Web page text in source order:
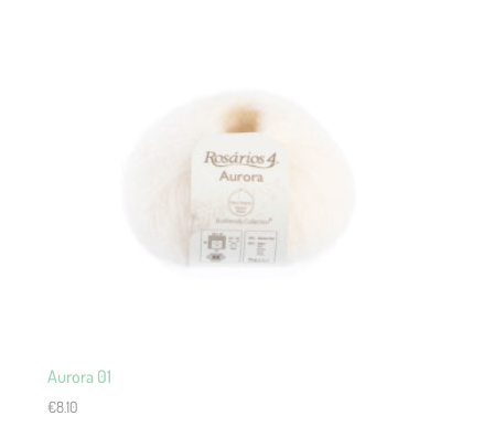
Aurora 01
€8.10